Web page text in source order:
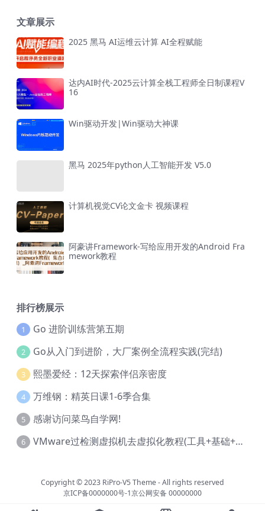
文章展示
2025 黑马 AI运维云计算 AI全程赋能
达内AI时代-2025云计算全栈工程师全日制课程V
16
Win驱动开发|Win驱动大神课
黑马 2025年python人工智能开发 V5.0
计算机视觉CV论文金卡 视频课程
阿豪讲Framework-写给应用开发的Android Fra
mework教程
排行榜展示
1 Go 进阶训练营第五期
2 Go从入门到进阶，大厂案例全流程实践(完结)
3 熙墨爱经：12天探索伴侣亲密度
4 万维钢：精英日课1-6季合集
5 感谢访问菜鸟自学网!
6 VMware过检测虚拟机去虚拟化教程(工具+基础+进阶)
Copyright © 2023 RiPro-V5 Theme- All rights reserved
京ICP备0000000号-1京公网安备 00000000